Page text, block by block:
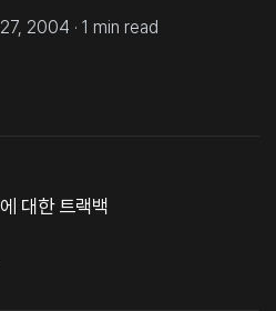
2004 · 1 min read
대한 트랙백